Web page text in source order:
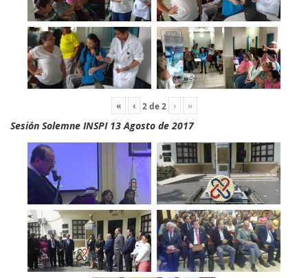
« ‹ 2de2 › »
Sesión Solemne INSPI 13 Agosto de 2017